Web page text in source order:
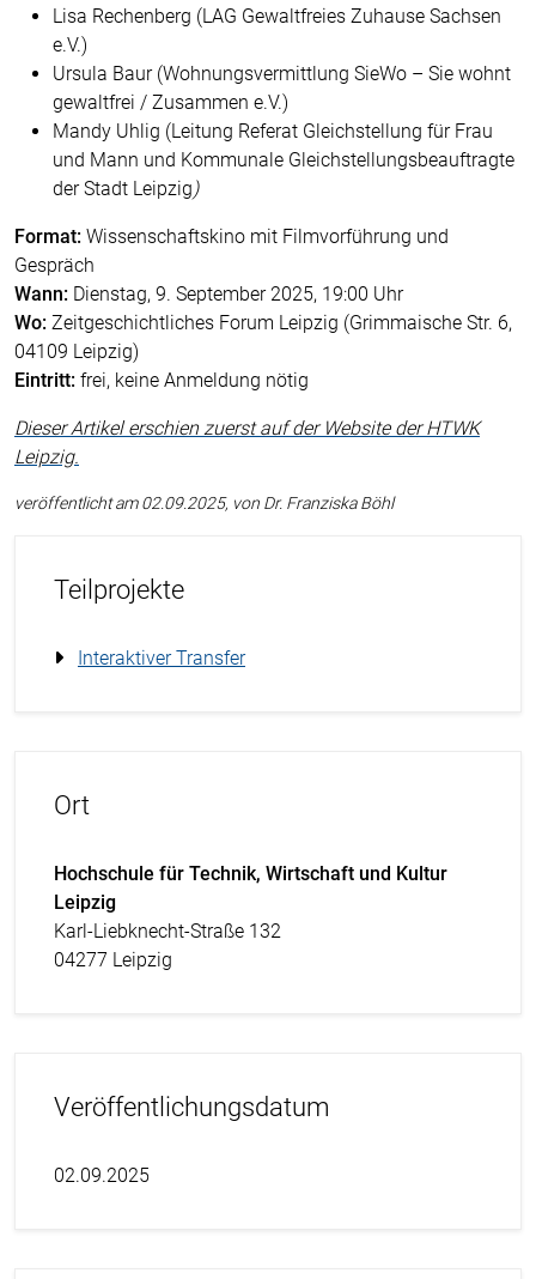
Lisa Rechenberg (LAG Gewaltfreies Zuhause Sachsen
e.V.)
Ursula Baur (Wohnungsvermittlung SieWo – Sie wohnt
gewaltfrei / Zusammen e.V.)
Mandy Uhlig (Leitung Referat Gleichstellung für Frau
und Mann und Kommunale Gleichstellungsbeauftragte
der Stadt Leipzig )
Format: Wissenschaftskino mit Filmvorführung und
Gespräch
Wann: Dienstag, 9. September 2025, 19:00 Uhr
Wo: Zeitgeschichtliches Forum Leipzig (Grimmaische Str. 6,
04109 Leipzig)
Eintritt: frei, keine Anmeldung nötig
Dieser Artikel erschien zuerst auf der Website der HTWK
Leipzig.
veröffentlicht am 02.09.2025, von Dr. Franziska Böhl
Teilprojekte
Interaktiver Transfer
Ort
Hochschule für Technik, Wirtschaft und Kultur
Leipzig
Karl-Liebknecht-Straße 132
04277 Leipzig
Veröffentlichungsdatum
02.09.2025